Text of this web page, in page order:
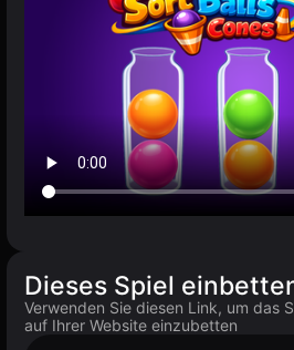
Dieses Spiel
Verwenden Sie diesen Link, um das
auf Ihrer Website einzubetten